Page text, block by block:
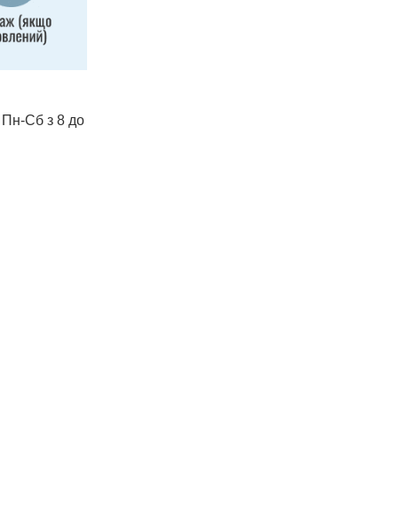
Пн-Сб з 8 до